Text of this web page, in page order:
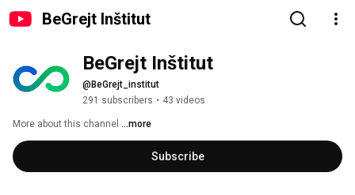
BeGrejt Inštitut
BeGrejt Inštitut
@BeGrejt_institut
291 subscribers • 43 videos
More about this channel ...more
Subscribe